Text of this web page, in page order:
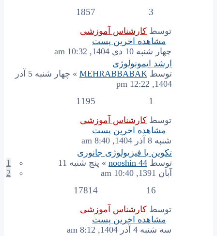
3
1857
توسط کارشناس آموزشی
مشاهده اخرین پست
چهار شنبه 10 دی 1404, 10:32 am
ارشد ایمونولوژی
توسط MEHRABBABAK
» چهار شنبه 5 آذر
1404, 12:22 pm
1
1195
توسط کارشناس آموزشی
مشاهده اخرین پست
شنبه 8 آذر 1404, 8:40 am
تکوین یا فیزیولوژی جانوری
1
2
توسط nooshin 44
» پنج شنبه 11
آبان 1391, 10:40 am
16
17814
توسط کارشناس آموزشی
مشاهده اخرین پست
سه شنبه 4 آذر 1404, 8:12 am